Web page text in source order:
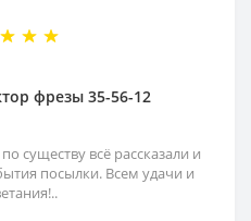
фрезы 35-56-12
существу всё рассказали и
посылки. Всем удачи и